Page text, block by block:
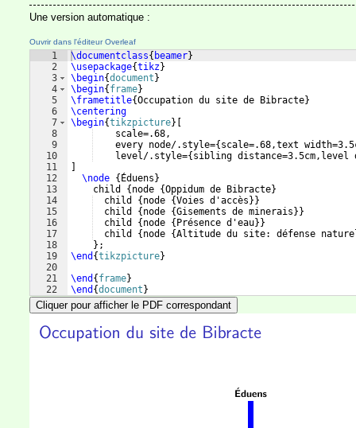
Une version automatique :
Ouvrir dans l'éditeur Overleaf
1
2
3
4
5
6
7
8
9
10
11
12
13
14
15
16
17
18
19
20
21
22
\documentclass{ beamer}
\usepackage{tikz}
\begin{document }
\begin{ frame}
\frametitle{Occupation du site de Bibracte}
\centering
\begin{tikzpicture}
    scale=.68,
    every node/.style=
{ scale=.68,text
    level/.style=
{ sibling distance=3.5cm,level
\node { Éduens }
    child
{ node {Oppidum de Bibracte}
  child
{ node {Voies d'accès }}
  child
{ node {Gisements de minerais }}
  child
{ node { Présence d'eau}}
  child
{ node {Altitude du site: défense
} ;
\end {tikzpicture}
\end { frame}
\end {document }
Cliquer pour afficher le PDF correspondant